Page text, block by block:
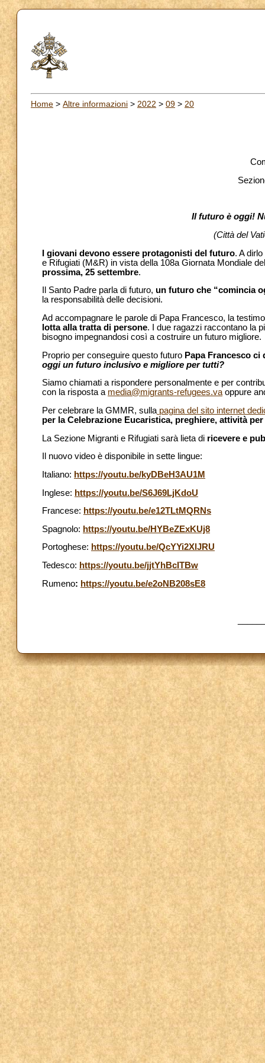
Home > Altre informazioni > 2022 > 09 > 20
Il futuro è oggi!
(Città del
I giovani devono essere protagonisti del futuro. A
e Rifugiati (M&R) in vista della 108a Giornata Mondiale
prossima, 25 settembre.
Il Santo Padre parla di futuro, un futuro che “comincia
la responsabilità delle decisioni.
Ad accompagnare le parole di Papa Francesco, la
lotta alla tratta di persone. I due ragazzi raccontano la
bisogno impegnandosi così a costruire un futuro migliore.
Proprio per conseguire questo futuro Papa Francesco ci
oggi un futuro inclusivo e migliore per tutti?
Siamo chiamati a rispondere personalmente e per
con la risposta a media@migrants-refugees.vaoppure
Per celebrare la GMMR, sulla pagina del sito internet
per la Celebrazione Eucaristica, preghiere, attività
La Sezione Migranti e Rifugiati sarà lieta di ricevere e
Il nuovo video è disponibile in sette lingue:
Italiano: https://youtu.be/kyDBeH3AU1M
Inglese: https://youtu.be/S6J69LjKdoU
Francese: https://youtu.be/e12TLtMQRNs
Spagnolo: https://youtu.be/HYBeZExKUj8
Portoghese: https://youtu.be/QcYYi2XlJRU
Tedesco: https://youtu.be/jjtYhBcITBw
Rumeno: https://youtu.be/e2oNB208sE8